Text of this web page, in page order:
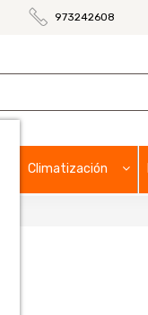
973242608
Climatización